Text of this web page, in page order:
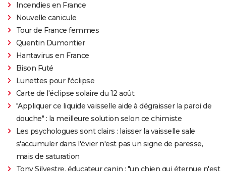
Incendies en France
Nouvelle canicule
Tour de France femmes
Quentin Dumontier
Hantavirus en France
Bison Futé
Lunettes pour l'éclipse
Carte de l'éclipse solaire du 12 août
"Appliquer ce liquide vaisselle aide à dégraisser la paroi de
douche" : la meilleure solution selon ce chimiste
Les psychologues sont clairs : laisser la vaisselle sale
s'accumuler dans l'évier n'est pas un signe de paresse,
mais de saturation
Tony Silvestre, éducateur canin : "un chien qui éternue n'est